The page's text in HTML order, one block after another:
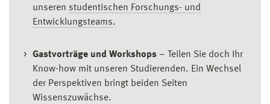
unseren studentischen Forschungs- und
Entwicklungsteams.
Gastvorträge und Workshops – Teilen Sie doch Ihr
Know-how mit unseren Studierenden. Ein Wechsel
der Perspektiven bringt beiden Seiten
Wissenszuwächse.